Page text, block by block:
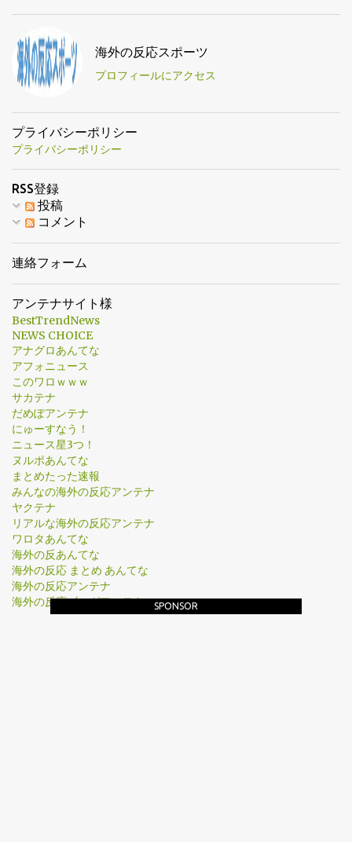
SPONSOR
語り継ぐレベルで、信じてもらえないだろうけど。 ・ヤマモトは
バムガーナーと並ぶ存在。 ・若きライオンがハイエナの群れに囲
まれている。（1994年、カラー化） ・このシリーズの勝敗を分け
たのは彼だった。 ・望んだ結果じゃなかったけど、彼の努力が報
間を見られて本当によかった。最高だった。 ・サラリーキャップ
が必要だ。こんな金で優勝買えるなんておかしい。 ・彼はマシン
だ。 ・休養なし。伝説だ。 ・これ、どのゾンビ映画？ ・翔平、お
前がこ...
目。MVPに輝いた。 ・史上最高のワールドシリーズのパフォーマ
ンスだ。必要な場面で毎回立ち上がり、最高のプレッシャーの中
でも一切動じなかった。 ・野球版の武士道だな。 ・ワールドシリ
黄金像を建てることを提案する。 ・当然の結果だ。 注目記事（外
部サイト） ・今後100年は子どもたちが歴史の授業でヤマのことを
ない。 ・世界最高の投手だ。考えは変わらない。 ・ヤマGOAT。
・ブルージェイズ対ヤマモトの試合だったな。あいつは狂って
を経ても、ドジャースは再建しなかった。常に競争力を保ち続け
強さ。文句なしだ。 ・すごい試合だった。 ・王じゃない。皇帝
だ。 ・大谷のレガシーを救ったな。 ・完全にふさわしい。疑いの
余地なし。 ・7戦中3勝。正気じゃない。 ・明日はチャリティのソ
フトボール大会で投げるらしい。証明のためにな。 ・この受賞は
納得だ。彼がいなかったらこのシリーズは勝てなかった。支配的
なんて言葉じゃ足りない。長く記憶に残る投球だ。伝説級だ。 ・6
戦と7戦を連続で勝つなんて、今の時代ではほぼありえない。まさ
に猛者だ。 ・この2試合を見た後に、他の選択肢なんてあったか？
・伝説。 ・ロハスも同じくらい価値があっ...
海外の反応スポーツ
プロフィールにアクセス
プライバシーポリシー
プライバシーポリシー
RSS登録
投稿
コメント
連絡フォーム
アンテナサイト様
BestTrendNews
NEWS CHOICE
アナグロあんてな
アフォニュース
このワロｗｗｗ
サカテナ
だめぽアンテナ
にゅーすなう！
ニュース星3つ！
ヌルポあんてな
まとめたった速報
みんなの海外の反応アンテナ
ヤクテナ
リアルな海外の反応アンテナ
ワロタあんてな
海外の反あんてな
海外の反応 まとめ あんてな
海外の反応アンテナ
海外の反応ブログアンテナ